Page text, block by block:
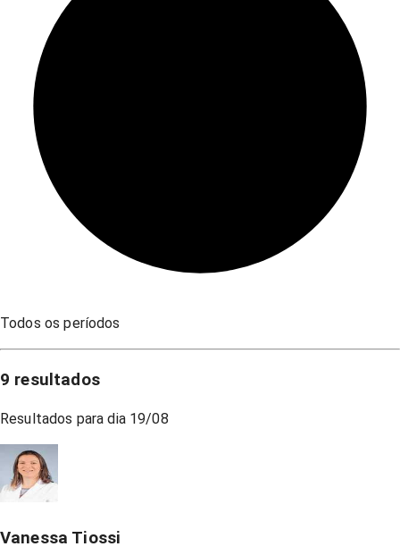
Todos os períodos
9 resultados
Resultados para dia 19/08
Vanessa Tiossi